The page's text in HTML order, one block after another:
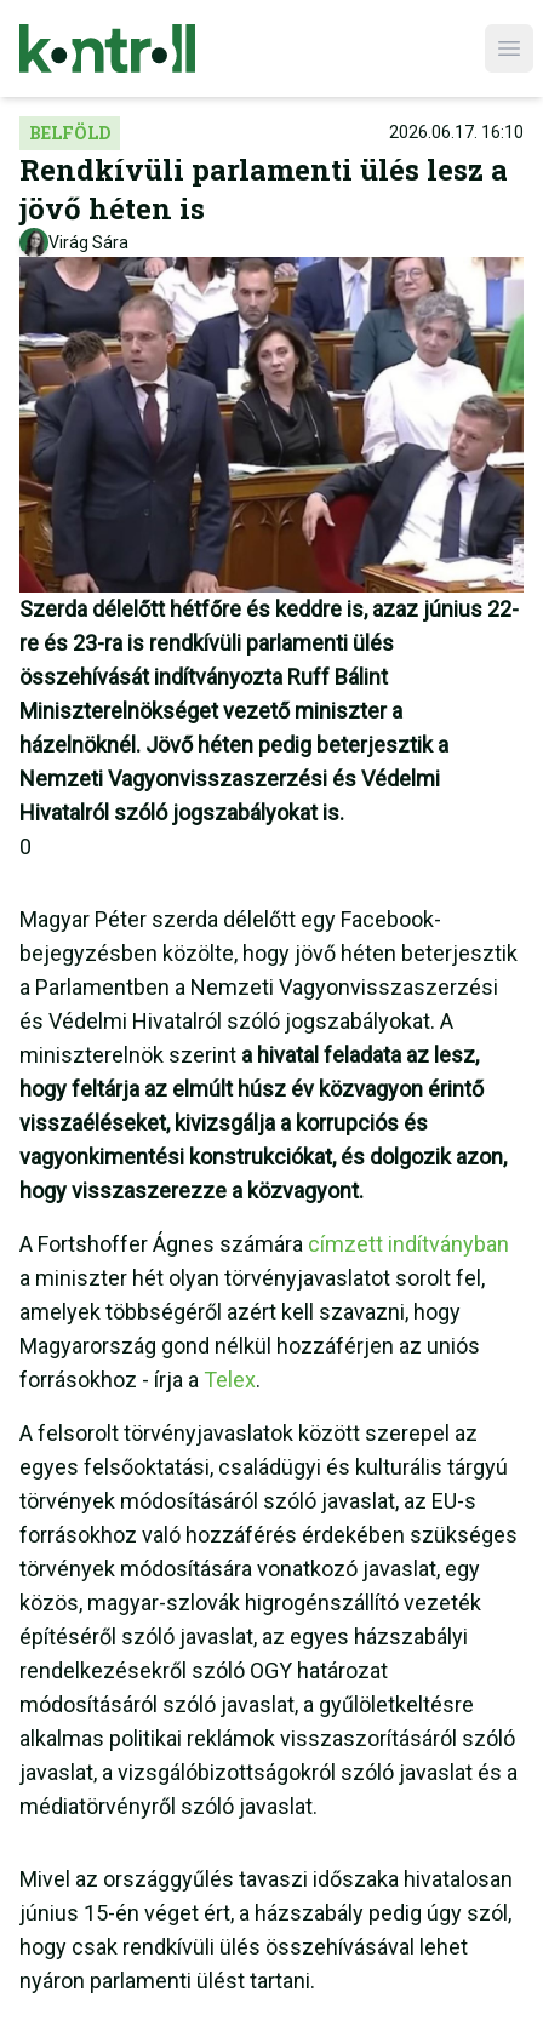
BELFÖLD 2026.06.17. 16:10
Rendkívüli parlamenti ülés lesz a
jövő héten is
Virág Sára
Szerda délelőtt hétfőre és keddre is, azaz június 22-
re és 23-ra is rendkívüli parlamenti ülés
összehívását indítványozta Ruff Bálint
Miniszterelnökséget vezető miniszter a
házelnöknél. Jövő héten pedig beterjesztik a
Nemzeti Vagyonvisszaszerzési és Védelmi
Hivatalról szóló jogszabályokat is.
0
Magyar Péter szerda délelőtt egy Facebook-
bejegyzésben közölte, hogy jövő héten beterjesztik
a Parlamentben a Nemzeti Vagyonvisszaszerzési
és Védelmi Hivatalról szóló jogszabályokat. A
miniszterelnök szerint a hivatal feladata az lesz,
hogy feltárja az elmúlt húsz év közvagyon érintő
visszaéléseket, kivizsgálja a korrupciós és
vagyonkimentési konstrukciókat, és dolgozik azon,
hogy visszaszerezze a közvagyont.
A Fortshoffer Ágnes számára címzett indítványban
a miniszter hét olyan törvényjavaslatot sorolt fel,
amelyek többségéről azért kell szavazni, hogy
Magyarország gond nélkül hozzáférjen az uniós
forrásokhoz - írja a Telex.
A felsorolt törvényjavaslatok között szerepel az
egyes felsőoktatási, családügyi és kulturális tárgyú
törvények módosításáról szóló javaslat, az EU-s
forrásokhoz való hozzáférés érdekében szükséges
törvények módosítására vonatkozó javaslat, egy
közös, magyar-szlovák higrogénszállító vezeték
építéséről szóló javaslat, az egyes házszabályi
rendelkezésekről szóló OGY határozat
módosításáról szóló javaslat, a gyűlöletkeltésre
alkalmas politikai reklámok visszaszorításáról szóló
javaslat, a vizsgálóbizottságokról szóló javaslat és a
médiatörvényről szóló javaslat.
Mivel az országgyűlés tavaszi időszaka hivatalosan
június 15-én véget ért, a házszabály pedig úgy szól,
hogy csak rendkívüli ülés összehívásával lehet
nyáron parlamenti ülést tartani.